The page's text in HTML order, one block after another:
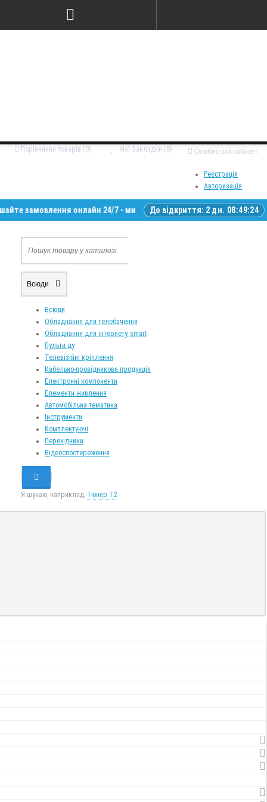
Особистий кабінет
Реєстрація
Авторизація
Мої Закладки (0)
Порівняння товарів (0)
замовлення онлайн 24/7 - ми зв’яжемося з вами у робочий час •
До відкриття: 2 дн. 08:49:23
Всюди
Всюди
Обладнання для телебачення
Обладнання для інтернету, smart
Пульти ду
Телевізійні кріплення
Кабельно-провідникова продукція
Електронні компоненти
Елементи живлення
Автомобільна тематика
Інструменти
Комплектуючі
Перехідники
Відеоспостереження
Я шукаю, наприклад, Тюнер T2